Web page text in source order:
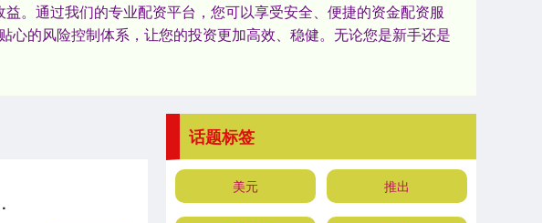
。通过我们的专业配资平台，您可以享受安全、便捷的资金配资服
的风险控制体系，让您的投资更加高效、稳健。无论您是新手还是
游经典方案！
话题标签
美元 推出